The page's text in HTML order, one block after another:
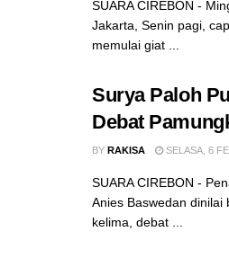
SUARA CIREBON -
Jakarta, Senin pagi,
memulai giat ...
Surya Paloh
Debat
BY RAKISA SELASA, 6
SUARA CIREBON -
Anies Baswedan
kelima, debat ...